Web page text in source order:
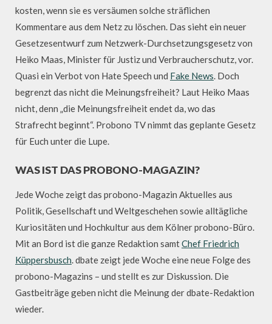
kosten, wenn sie es versäumen solche sträflichen
Kommentare aus dem Netz zu löschen. Das sieht ein neuer
Gesetzesentwurf zum Netzwerk-Durchsetzungsgesetz von
Heiko Maas, Minister für Justiz und Verbraucherschutz, vor.
Quasi ein Verbot von Hate Speech und Fake News. Doch
begrenzt das nicht die Meinungsfreiheit? Laut Heiko Maas
nicht, denn „die Meinungsfreiheit endet da, wo das
Strafrecht beginnt“. Probono TV nimmt das geplante Gesetz
für Euch unter die Lupe.
WAS IST DAS PROBONO-MAGAZIN?
Jede Woche zeigt das probono-Magazin Aktuelles aus
Politik, Gesellschaft und Weltgeschehen sowie alltägliche
Kuriositäten und Hochkultur aus dem Kölner probono-Büro.
Mit an Bord ist die ganze Redaktion samtChef Friedrich
Küppersbusch. dbate zeigt jede Woche eine neue Folge des
probono-Magazins – und stellt es zur Diskussion. Die
Gastbeiträge geben nicht die Meinung der dbate-Redaktion
wieder.